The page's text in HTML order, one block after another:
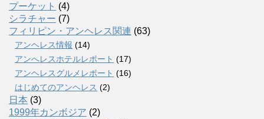
プーケット (4)
シラチャー (7)
フィリピン・アンヘレス関連 (63)
アンヘレス情報 (14)
アンへレスホテルレポート (17)
アンヘレスグルメレポート (16)
はじめてのアンヘレス (2)
日本 (3)
1999年カンボジア (2)